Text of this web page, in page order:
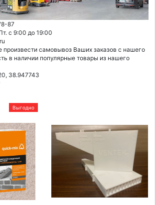
87
с 9:00 до 19:00
самовывоз Ваших заказов с нашего
в наличии популярные товары из нашего
38.947743
Выгодно